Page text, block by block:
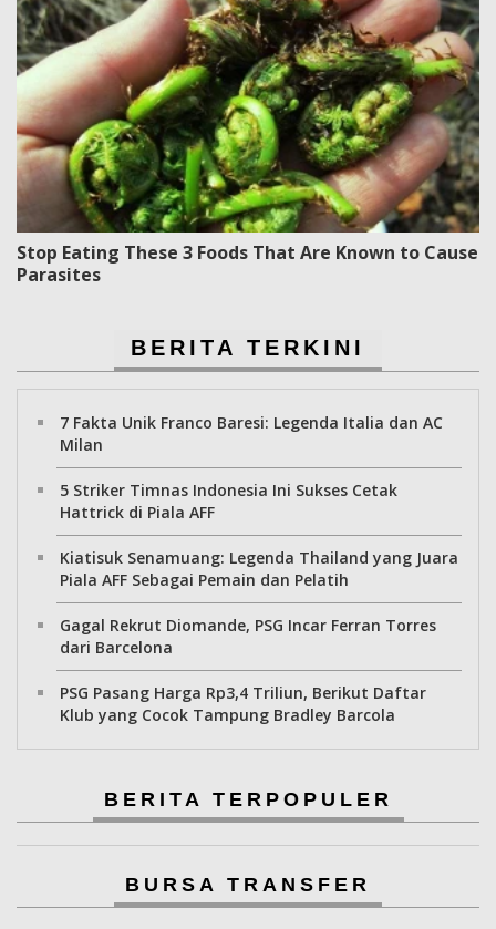
Stop Eating These 3 Foods That Are Known to Cause
Parasites
BERITA TERKINI
7 Fakta Unik Franco Baresi: Legenda Italia dan AC
Milan
5 Striker Timnas Indonesia Ini Sukses Cetak
Hattrick di Piala AFF
Kiatisuk Senamuang: Legenda Thailand yang Juara
Piala AFF Sebagai Pemain dan Pelatih
Gagal Rekrut Diomande, PSG Incar Ferran Torres
dari Barcelona
PSG Pasang Harga Rp3,4 Triliun, Berikut Daftar
Klub yang Cocok Tampung Bradley Barcola
BERITA TERPOPULER
BURSA TRANSFER